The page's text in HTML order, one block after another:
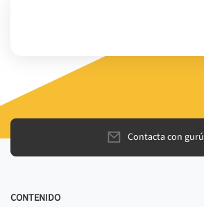
Contacta con gurú
CONTENIDO